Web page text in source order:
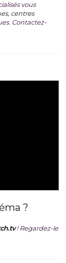
vous
centres
Contactez-
?
! Regardez-le